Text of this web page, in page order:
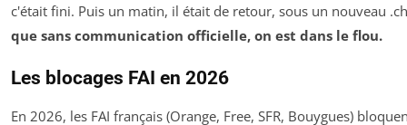
c'était fini. Puis un matin, il était de retour, sous un nouveau
que sans communication officielle, on est dans le flou.
Les blocages FAI en 2026
En 2026, les FAI français (Orange, Free, SFR, Bouygues)